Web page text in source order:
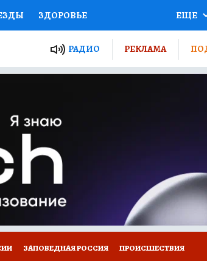
ЗДОРОВЬЕ
РОССИИ
СЕКРЕТЫ ПУТЕВОДИТЕЛЬ
ГИД ПОТРЕБИТЕЛЯ
ЕЩЕ
РАДИО РЕКЛАМА
ЗАПОВЕДНАЯ РОССИЯ ПРОИСШЕСТВИЯ